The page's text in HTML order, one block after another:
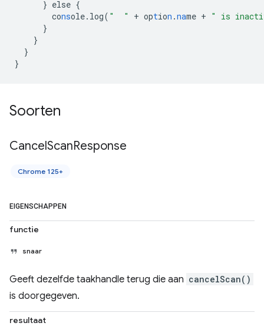
} else {
console.log( "  " + option .name + " is
}
}
}
}
Soorten
CancelScanResponse
Chrome 125+
EIGENSCHAPPEN
functie
snaar
Geeft dezelfde taakhandle terug die aan cancelScan()
is doorgegeven.
resultaat